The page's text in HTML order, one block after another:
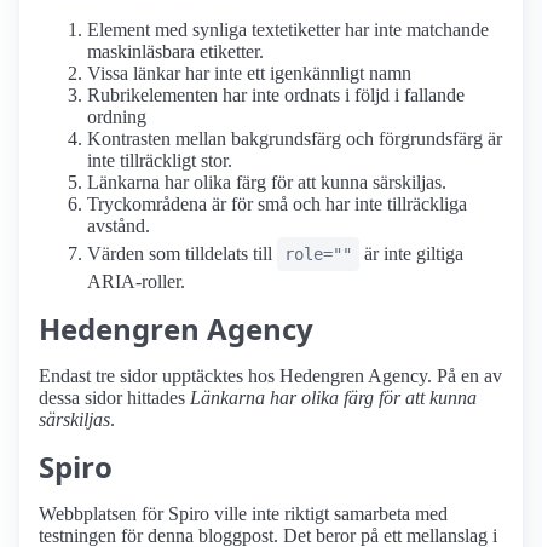
Element med synliga textetiketter har inte matchande
maskinläsbara etiketter.
Vissa länkar har inte ett igenkännligt namn
Rubrikelementen har inte ordnats i följd i fallande
ordning
Kontrasten mellan bakgrundsfärg och förgrundsfärg är
inte tillräckligt stor.
Länkarna har olika färg för att kunna särskiljas.
Tryckområdena är för små och har inte tillräckliga
avstånd.
Värden som tilldelats till
role=""
är inte giltiga
ARIA-roller.
Hedengren Agency
Endast tre sidor upptäcktes hos Hedengren Agency. På en av
dessa sidor hittades Länkarna har olika färg för att kunna
särskiljas.
Spiro
Webbplatsen för Spiro ville inte riktigt samarbeta med
testningen för denna bloggpost. Det beror på ett mellanslag i